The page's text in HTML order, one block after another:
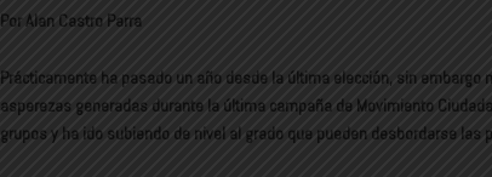
Por Alan Castro Parra
Prácticamente ha pasado un año desde la última elección, sin
asperezas generadas durante la última campaña de Movimiento
grupos y ha ido subiendo de nivel al grado que pueden desbordarse las